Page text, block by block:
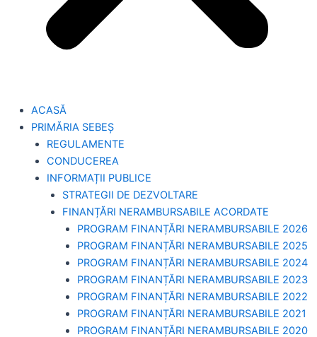
ACASĂ
PRIMĂRIA SEBEȘ
REGULAMENTE
CONDUCEREA
INFORMAȚII PUBLICE
STRATEGII DE DEZVOLTARE
FINANȚĂRI NERAMBURSABILE ACORDATE
PROGRAM FINANȚĂRI NERAMBURSABILE 2026
PROGRAM FINANȚĂRI NERAMBURSABILE 2025
PROGRAM FINANȚĂRI NERAMBURSABILE 2024
PROGRAM FINANȚĂRI NERAMBURSABILE 2023
PROGRAM FINANȚĂRI NERAMBURSABILE 2022
PROGRAM FINANȚĂRI NERAMBURSABILE 2021
PROGRAM FINANȚĂRI NERAMBURSABILE 2020